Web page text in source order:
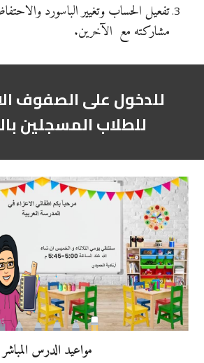
مشاركته مع  الآخرين.
للطلاب المسجلين
مواعيد الدرس المباشر